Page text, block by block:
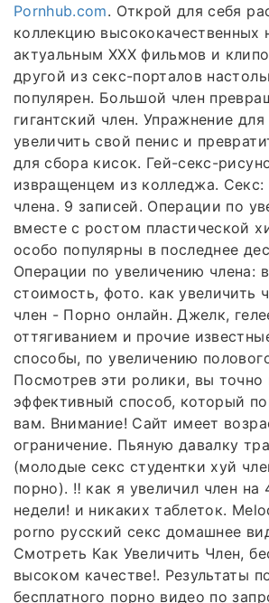
Pornhub.com. Открой для себя
коллекцию высококачественных
актуальным XXX фильмов и
другой из секс-порталов
популярен. Большой член
гигантский член. Упражнение
увеличить свой пенис и
для сбора кисок. Гей-секс-
извращенцем из колледжа. Секс:
члена. 9 записей. Операции по
вместе с ростом пластической
особо популярны в последнее
Операции по увеличению члена:
стоимость, фото. как увеличить
член - Порно онлайн. Джелк,
оттягиванием и прочие
способы, по увеличению
Посмотрев эти ролики, вы точно
эффективный способ, который
вам. Внимание! Сайт имеет
ограничение. Пьяную давалку
(молодые секс студентки хуй
порно). ‼ как я увеличил член на
недели! и никаких таблеток.
porno русский секс домашнее
Смотреть Как Увеличить Член,
высоком качестве!. Результаты
бесплатного порно видео по